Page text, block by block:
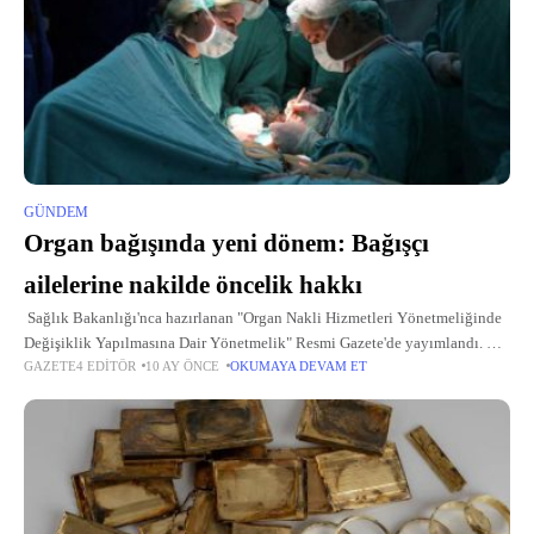
GÜNDEM
Organ bağışında yeni dönem: Bağışçı
ailelerine nakilde öncelik hakkı
Sağlık Bakanlığı'nca hazırlanan "Organ Nakli Hizmetleri Yönetmeliğinde
Değişiklik Yapılmasına Dair Yönetmelik" Resmi Gazete'de yayımlandı.
Yönetmelikle, organ bağışı sürecini teşvik edecek ve hızlandıracak adımlar
GAZETE4 EDITÖR 10 AY ÖNCE OKUMAYA DEVAM ET